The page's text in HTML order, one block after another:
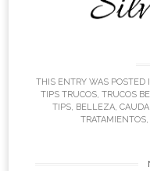
THIS ENTRY WAS POSTED
TIPS TRUCOS, TRUCOS
TIPS, BELLEZA,
TRATAMIENTOS,